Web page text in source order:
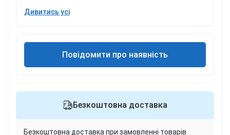
Дивитись усі
Повідомити про наявність
Безкоштовна доставка
Безкоштовна доставка при замовленні товарів